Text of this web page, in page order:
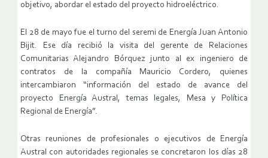
objetivo, abordar el estado del proyecto hidroeléctrico.
El 28 de mayo fue el turno del seremi de Energía Juan Antonio
Bijit. Ese día recibió la visita del gerente de Relaciones
Comunitarias Alejandro Bórquez junto al ex ingeniero de
contratos de la compañía Mauricio Cordero, quienes
intercambiaron “información del estado de avance del
proyecto Energía Austral, temas legales, Mesa y Política
Regional de Energía”.
Otras reuniones de profesionales o ejecutivos de Energía
Austral con autoridades regionales se concretaron los días 28